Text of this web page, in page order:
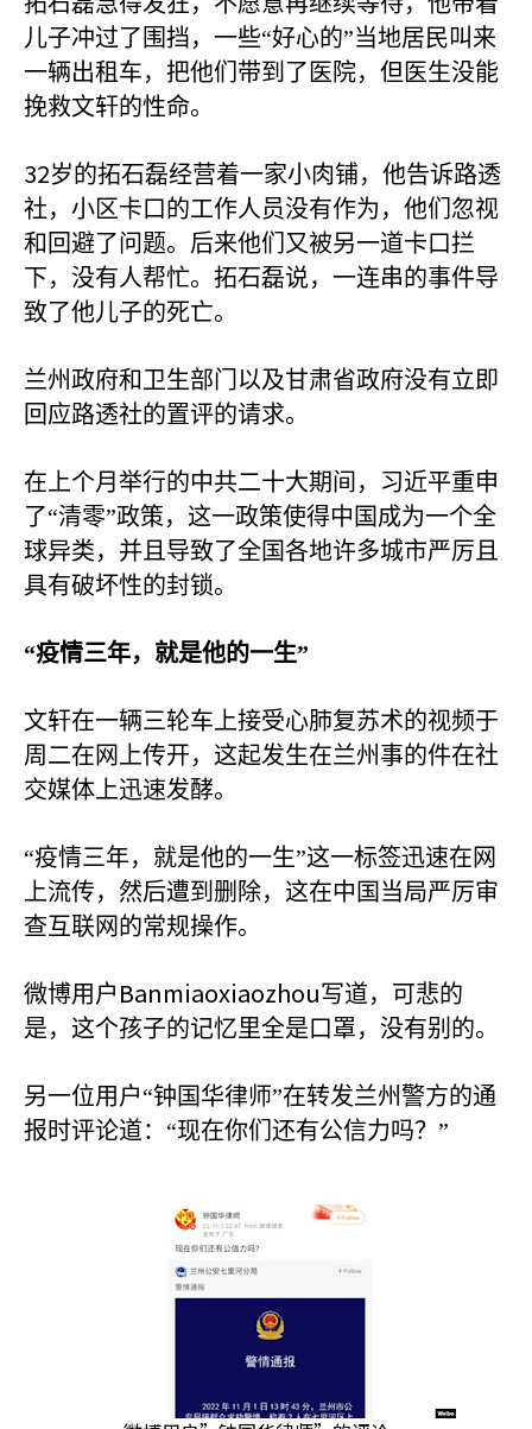
儿子冲过了围挡，一些“好心的”当地居民叫来
一辆出租车，把他们带到了医院，但医生没能
挽救文轩的性命。
32岁的拓石磊经营着一家小肉铺，他告诉路透
社，小区卡口的工作人员没有作为，他们忽视
和回避了问题。后来他们又被另一道卡口拦
下，没有人帮忙。拓石磊说，一连串的事件导
致了他儿子的死亡。
兰州政府和卫生部门以及甘肃省政府没有立即
回应路透社的置评的请求。
在上个月举行的中共二十大期间，习近平重申
了“清零”政策，这一政策使得中国成为一个全
球异类，并且导致了全国各地许多城市严厉且
具有破坏性的封锁。
“疫情三年，就是他的一生”
文轩在一辆三轮车上接受心肺复苏术的视频于
周二在网上传开，这起发生在兰州事的件在社
交媒体上迅速发酵。
“疫情三年，就是他的一生”这一标签迅速在网
上流传，然后遭到删除，这在中国当局严厉审
查互联网的常规操作。
微博用户 Banmiaoxiaozhou写道，可悲的
是，这个孩子的记忆里全是口罩，没有别的。
另一位用户“钟国华律师”在转发兰州警方的通
报时评论道：“现在你们还有公信力吗？”